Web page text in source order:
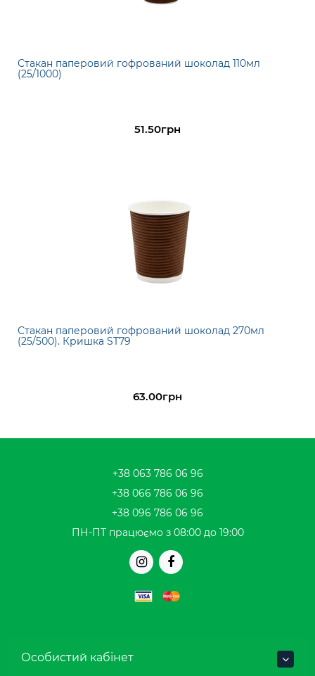
Стакан паперовий гофрований шоколад 110мл
(25/1000)
51.50грн
Стакан паперовий гофрований шоколад 270мл
(25/500). Кришка ST79
63.00грн
+38 063 786 06 96
+38 066 786 06 96
+38 096 786 06 96
ПН-ПТ працюємо з 08:00 до 19:00
Особистий кабінет